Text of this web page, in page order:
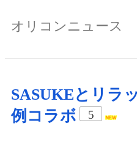
オリコンニュース
SASUKEとリラ
例コラボ
5